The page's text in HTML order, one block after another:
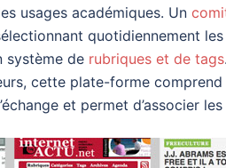
usages académiques. Un
quotidiennement
système de rubriques et de tags
cette plate-forme
et permet d’associer